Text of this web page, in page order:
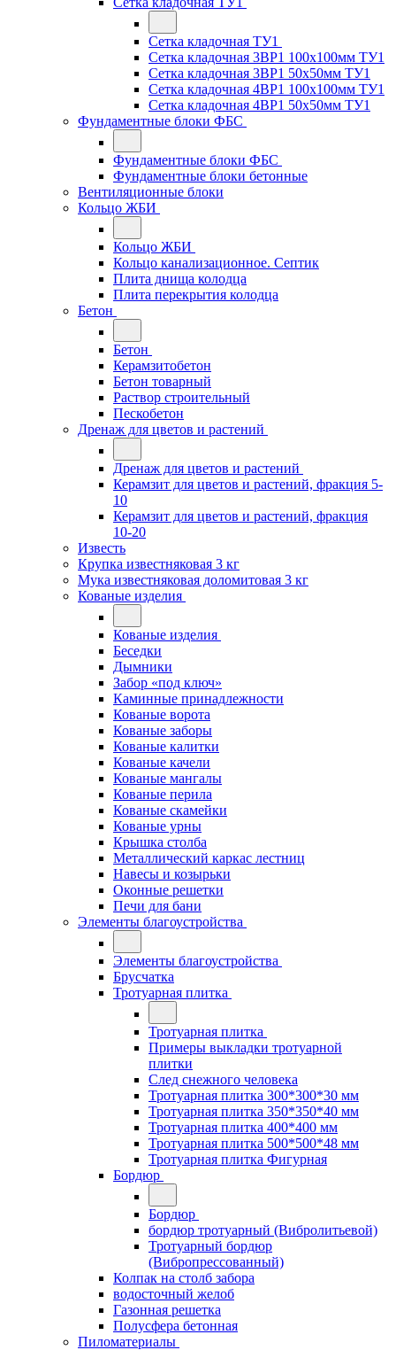
Сетка кладочная ТУ1
Сетка кладочная 3ВР1 100x100мм ТУ1
Сетка кладочная 3ВР1 50x50мм ТУ1
Сетка кладочная 4ВР1 100x100мм ТУ1
Сетка кладочная 4ВР1 50x50мм ТУ1
Фундаментные блоки ФБС
Фундаментные блоки ФБС
Фундаментные блоки бетонные
Вентиляционные блоки
Кольцо ЖБИ
Кольцо ЖБИ
Кольцо канализационное. Септик
Плита днища колодца
Плита перекрытия колодца
Бетон
Бетон
Керамзитобетон
Бетон товарный
Раствор строительный
Пескобетон
Дренаж для цветов и растений
Дренаж для цветов и растений
Керамзит для цветов и растений, фракция 5-
10
Керамзит для цветов и растений, фракция
10-20
Известь
Крупка известняковая 3 кг
Мука известняковая доломитовая 3 кг
Кованые изделия
Кованые изделия
Беседки
Дымники
Забор «под ключ»
Каминные принадлежности
Кованые ворота
Кованые заборы
Кованые калитки
Кованые качели
Кованые мангалы
Кованые перила
Кованые скамейки
Кованые урны
Крышка столба
Металлический каркас лестниц
Навесы и козырьки
Оконные решетки
Печи для бани
Элементы благоустройства
Элементы благоустройства
Брусчатка
Тротуарная плитка
Тротуарная плитка
Примеры выкладки тротуарной
плитки
След снежного человека
Тротуарная плитка 300*300*30 мм
Тротуарная плитка 350*350*40 мм
Тротуарная плитка 400*400 мм
Тротуарная плитка 500*500*48 мм
Тротуарная плитка Фигурная
Бордюр
Бордюр
бордюр тротуарный (Вибролитьевой)
Тротуарный бордюр
(Вибропрессованный)
Колпак на столб забора
водосточный желоб
Газонная решетка
Полусфера бетонная
Пиломатериалы